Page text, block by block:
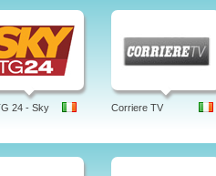
24 - Sky
Corriere TV